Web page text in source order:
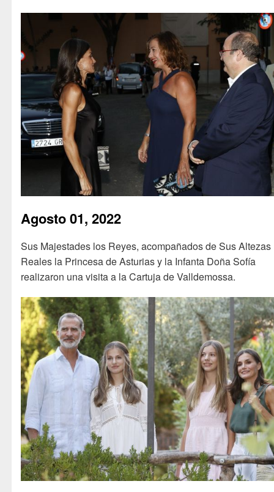
Agosto 01, 2022
​Sus Majestades los Reyes, acompañados de Sus Altezas
Reales la Princesa de Asturias y la Infanta Doña Sofía
realizaron una visita a la Cartuja de Valldemossa.